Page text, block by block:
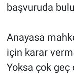
başvuruda
Anayasa
için karar
Yoksa çok